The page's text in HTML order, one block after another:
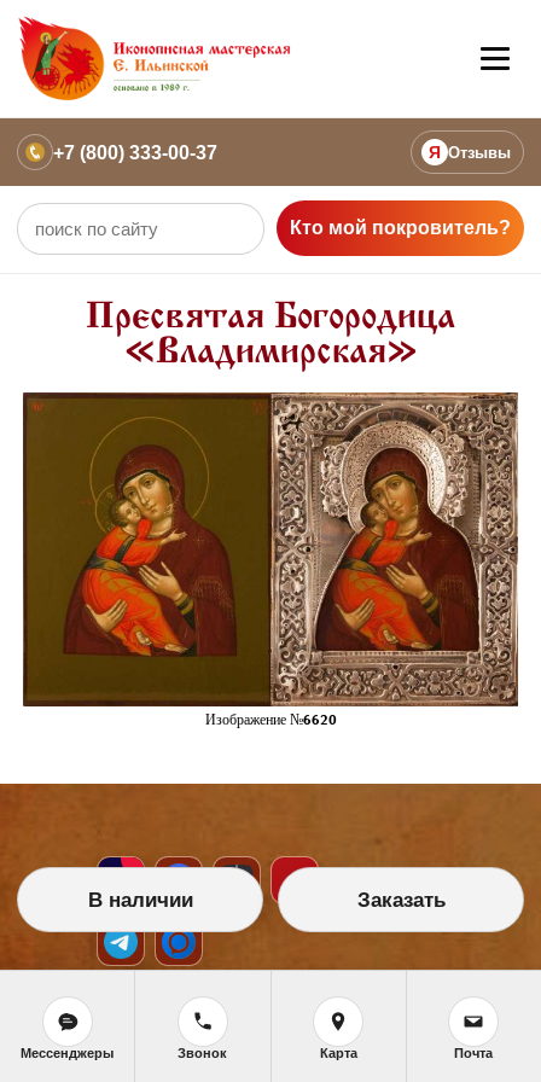
+7 (800) 333-00-37 Я Отзывы
Кто мой покровитель?
Пресвятая Богородица
«Владимирская»
Изображение №6620
НАШИ УСЛУГИ
В наличии Заказать
Мессенджеры Звонок Карта Почта